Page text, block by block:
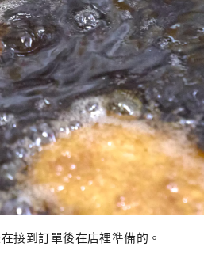
接到訂單後在店裡準備的。